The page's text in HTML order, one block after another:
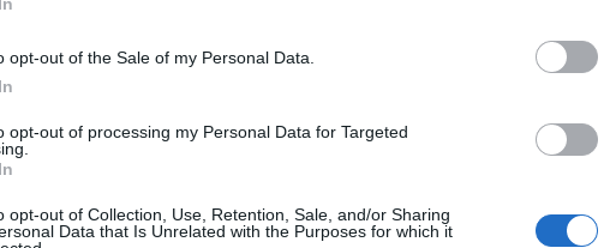
opt-out of the Sale of my Personal Data.
opt-out of processing my Personal Data for Targeted
opt-out of Collection, Use, Retention, Sale, and/or Sharing
Data that Is Unrelated with the Purposes for which it
pela Campanha para Costas Mais
AGR, os bancos possuem nada menos de 14
ocupantes o máximo conforto e apoio, em vez de ser
banco.
com 14 modos de regulação apoiam os
se aos seus ocupantes, contribuindo para
acessíveis a bordo do Ford ST. Os novos bancos